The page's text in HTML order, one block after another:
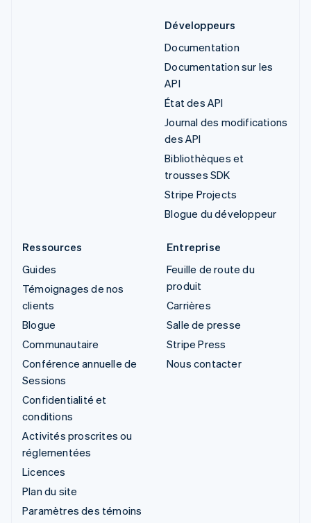
Développeurs
Documentation
Documentation sur les
API
État des API
Journal des modifications
des API
Bibliothèques et
trousses SDK
Stripe Projects
Blogue du développeur
Ressources
Guides
Témoignages de nos
clients
Blogue
Communautaire
Conférence annuelle de
Sessions
Confidentialité et
conditions
Activités proscrites ou
réglementées
Licences
Plan du site
Paramètres des témoins
Entreprise
Feuille de route du
produit
Carrières
Salle de presse
Stripe Press
Nous contacter